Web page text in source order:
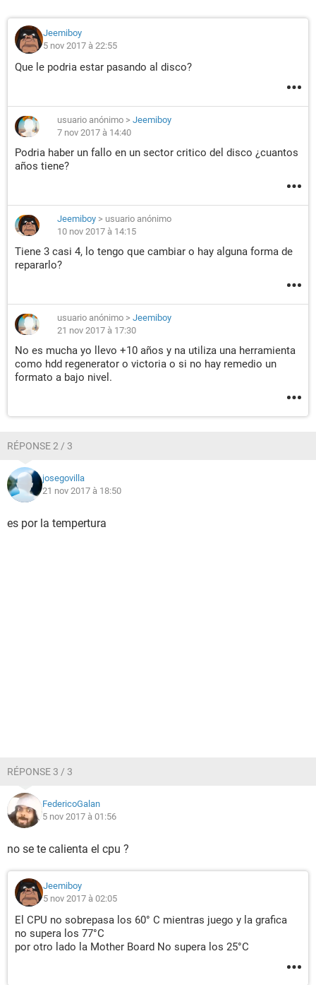
Jeemiboy
5 nov 2017 à 22:55
Que le podria estar pasando al disco?
usuario anónimo > Jeemiboy
7 nov 2017 à 14:40
Podria haber un fallo en un sector critico del disco ¿cuantos
años tiene?
Jeemiboy > usuario anónimo
10 nov 2017 à 14:15
Tiene 3 casi 4, lo tengo que cambiar o hay alguna forma de
repararlo?
usuario anónimo > Jeemiboy
21 nov 2017 à 17:30
No es mucha yo llevo +10 años y na utiliza una herramienta
como hdd regenerator o victoria o si no hay remedio un
formato a bajo nivel.
RÉPONSE 2 / 3
josegovilla
21 nov 2017 à 18:50
es por la tempertura
RÉPONSE 3 / 3
FedericoGalan
5 nov 2017 à 01:56
no se te calienta el cpu ?
Jeemiboy
5 nov 2017 à 02:05
El CPU no sobrepasa los 60° C mientras juego y la grafica
no supera los 77°C
por otro lado la Mother Board No supera los 25°C